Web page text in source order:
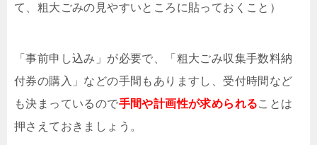
て、粗大ごみの見やすいところに貼っておくこと）
「事前申し込み」が必要で、「粗大ごみ収集手数料納
付券の購入」などの手間もありますし、受付時間など
も決まっているので手間や計画性が求められることは
押さえておきましょう。